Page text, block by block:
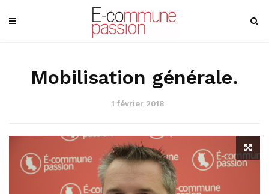
Mobilisation générale.
1 février 2018